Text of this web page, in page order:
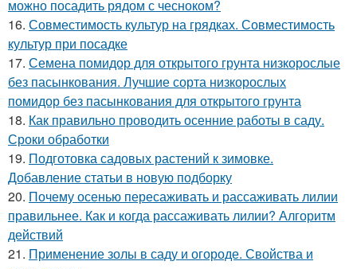
можно посадить рядом с чесноком?
16. Совместимость культур на грядках. Совместимость
культур при посадке
17. Семена помидор для открытого грунта низкорослые
без пасынкования. Лучшие сорта низкорослых
помидор без пасынкования для открытого грунта
18. Как правильно проводить осенние работы в саду.
Сроки обработки
19. Подготовка садовых растений к зимовке.
Добавление статьи в новую подборку
20. Почему осенью пересаживать и рассаживать лилии
правильнее. Как и когда рассаживать лилии? Алгоритм
действий
21. Применение золы в саду и огороде. Свойства и